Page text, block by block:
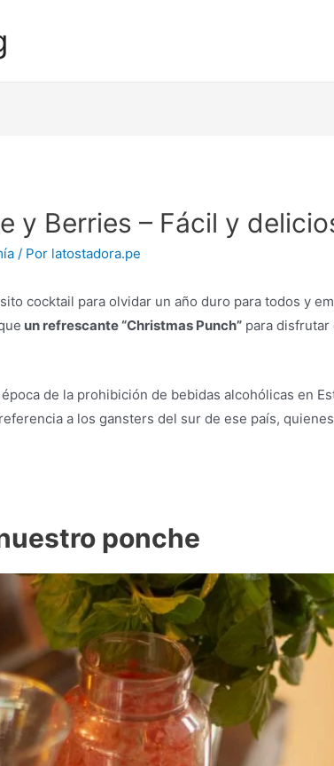
y Berries – Fácil y
/ Por latostadora.pe
cocktail para olvidar un año duro para todos y
un refrescante “Christmas Punch” para
de la prohibición de bebidas alcohólicas en
a los gansters del sur de ese país,
ponche